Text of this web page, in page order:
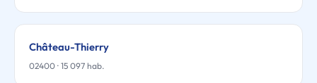
Château-Thierry
02400 · 15 097 hab.